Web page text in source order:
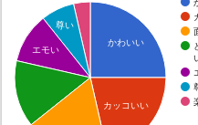
かわいい
カッコいい
尊い
エモい